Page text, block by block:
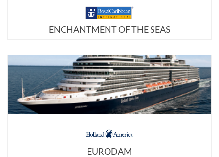
ENCHANTMENT OF THE SEAS
EURODAM